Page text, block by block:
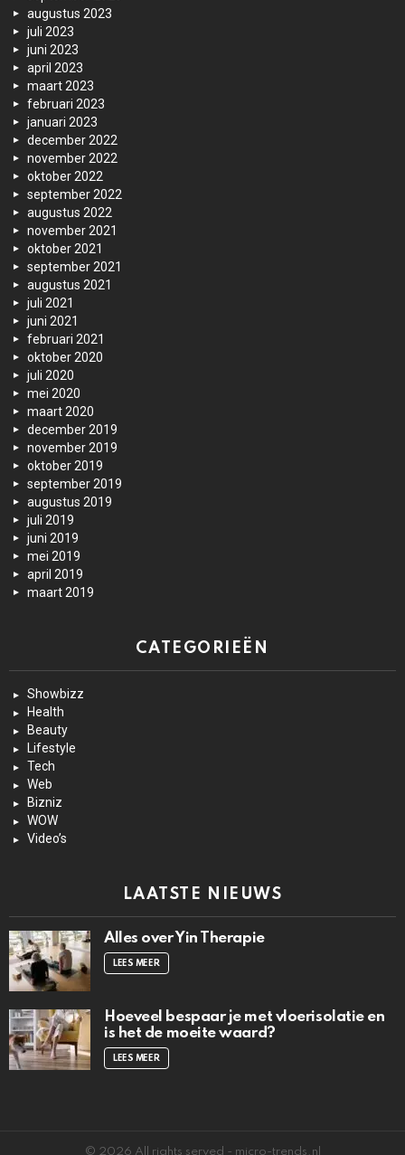
augustus 2023
juli 2023
juni 2023
april 2023
maart 2023
februari 2023
januari 2023
december 2022
november 2022
oktober 2022
september 2022
augustus 2022
november 2021
oktober 2021
september 2021
augustus 2021
juli 2021
juni 2021
februari 2021
oktober 2020
juli 2020
mei 2020
maart 2020
december 2019
november 2019
oktober 2019
september 2019
augustus 2019
juli 2019
juni 2019
mei 2019
april 2019
maart 2019
CATEGORIEËN
Showbizz
Health
Beauty
Lifestyle
Tech
Web
Bizniz
WOW
Video’s
LAATSTE NIEUWS
Alles over Yin Therapie
LEES MEER
Hoeveel bespaar je met vloerisolatie en
is het de moeite waard?
LEES MEER
© 2026 All rights served - micro-trends.nl